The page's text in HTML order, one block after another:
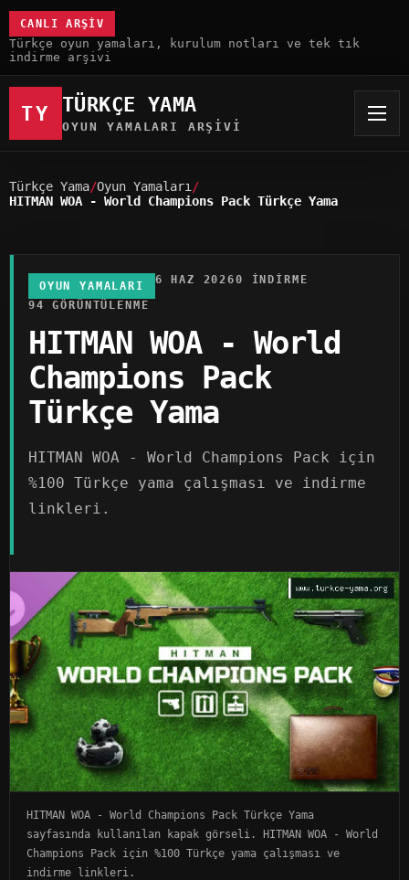
CANLI ARŞIV
Türkçe oyun yamaları, kurulum notları ve tek tık
indirme arşivi
TY TÜRKÇE YAMA
OYUN YAMALARI ARŞIVI
Türkçe Yama Oyun Yamaları
HITMAN WOA - World Champions Pack Türkçe Yama
OYUN YAMALARI 6 HAZ 20260 INDIRME
94 GÖRÜNTÜLENME
HITMAN WOA - World
Champions Pack
Türkçe Yama
HITMAN WOA - World Champions Pack için
%100 Türkçe yama çalışması ve indirme
linkleri.
HITMAN WOA - World Champions Pack Türkçe Yama
sayfasında kullanılan kapak görseli. HITMAN WOA - World
Champions Pack için %100 Türkçe yama çalışması ve
indirme linkleri.